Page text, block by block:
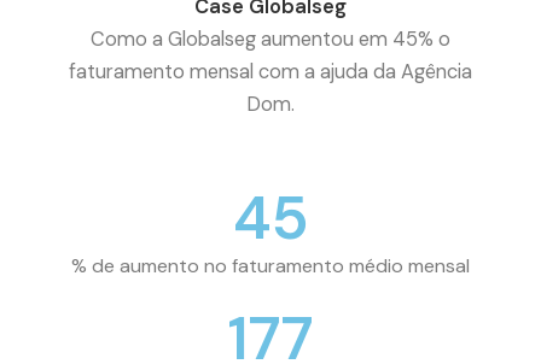
Case Globalseg
Como a Globalseg aumentou em 45% o
faturamento mensal com a ajuda da Agência
Dom.
% de aumento no faturamento médio mensal
45
177